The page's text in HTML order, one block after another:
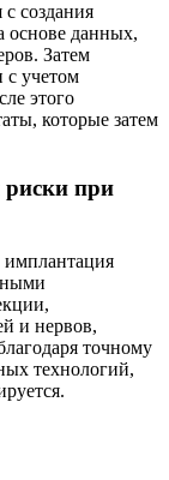
создания
основе данных,
Затем
с учетом
этого
которые затем
при
и нервов,
точному
технологий,